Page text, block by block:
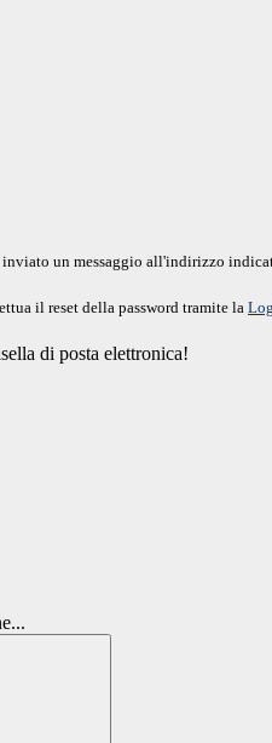
inviato un messaggio all'indirizzo
il reset della password tramite la
di posta elettronica!